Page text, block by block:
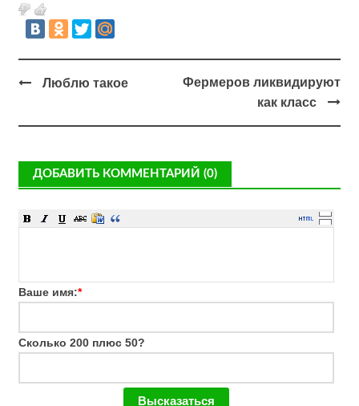
Люблю такое
Фермеров ликвидируют
как класс
ДОБАВИТЬ КОММЕНТАРИЙ (0)
Ваше имя:*
Сколько 200 плюс 50?